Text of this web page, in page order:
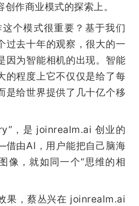
作商业模式的探索上。
个模式很重要？基于我们
过去十年的观察，很大的一
因为智能相机的出现。智能
的程度上它不仅仅是给了每
是给世界提供了几十亿个移
，是 joinrealm.ai 创业的
由AI，用户能把自己脑海
像，就如同一个“思维的相
果，蔡丛兴在 joinrealm.ai